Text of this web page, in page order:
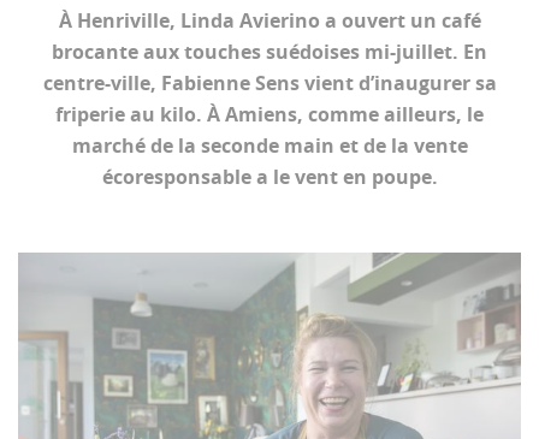
À Henriville, Linda Avierino a ouvert un café
brocante aux touches suédoises mi-juillet. En
centre-ville, Fabienne Sens vient d’inaugurer sa
friperie au kilo. À Amiens, comme ailleurs, le
marché de la seconde main et de la vente
écoresponsable a le vent en poupe.